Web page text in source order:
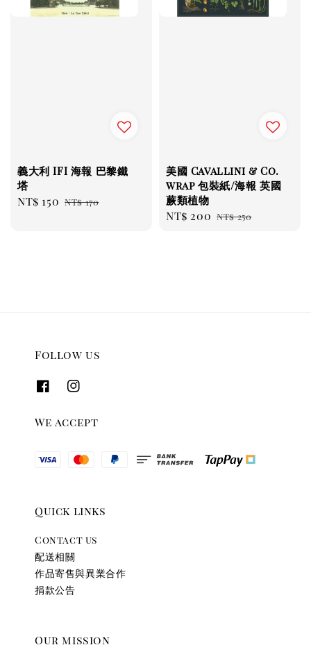
義大利 IFI 海報 巴黎鐵
塔
Sale
NT$ 150 Regular
NT$ 170
美國 Cavallini & Co.
wrap 包裝紙/海報 英國
蕨類植物
Sale
NT$ 200 Regular
NT$ 250
Follow us
We accept
Quick links
Contact us
配送相關
作品寄售與異業合作
捐款公告
Our mission